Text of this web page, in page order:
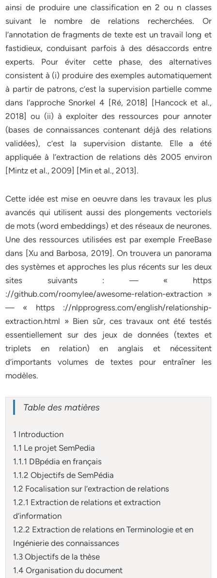
ainsi de produire une classification en 2 ou n classes
suivant le nombre de relations recherchées. Or
l’annotation de fragments de texte est un travail long et
fastidieux, conduisant parfois à des désaccords entre
experts. Pour éviter cette phase, des alternatives
consistent à (i) produire des exemples automatiquement
à partir de patrons, c’est la supervision partielle comme
dans l’approche Snorkel 4 [Ré, 2018] [Hancock et al.,
2018] ou (ii) à exploiter des ressources pour annoter
(bases de connaissances contenant déjà des relations
validées), c’est la supervision distante. Elle a été
appliquée à l’extraction de relations dès 2005 environ
[Mintz et al., 2009] [Min et al., 2013].
Cette idée est mise en oeuvre dans les travaux les plus
avancés qui utilisent aussi des plongements vectoriels
de mots (word embeddings) et des réseaux de neurones.
Une des ressources utilisées est par exemple FreeBase
dans [Xu and Barbosa, 2019]. On trouvera un panorama
des systèmes et approches les plus récents sur les deux
sites suivants : — « https
://github.com/roomylee/awesome-relation-extraction »
— « https ://nlpprogress.com/english/relationship-
extraction.html » Bien sûr, ces travaux ont été testés
essentiellement sur des jeux de données (textes et
triplets en relation) en anglais et nécessitent
d’importants volumes de textes pour entraîner les
modèles.
Table des matières
1 Introduction
1.1 Le projet SemPedia
1.1.1 DBpédia en français
1.1.2 Objectifs de SemPédia
1.2 Focalisation sur l’extraction de relations
1.2.1 Extraction de relations et extraction
d’information
1.2.2 Extraction de relations en Terminologie et en
Ingénierie des connaissances
1.3 Objectifs de la thèse
1.4 Organisation du document